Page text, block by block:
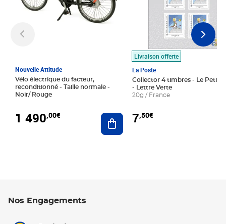
Nouvelle Attitude
Vélo électrique du facteur,
reconditionné - Taille normale -
Noir/ Rouge
1 490,00€ Ajouter au panier
Livraison offerte
La Poste
Collector 4 timbres - Le Petit
- Lettre Verte
20g / France
7,50€
Nos Engagements